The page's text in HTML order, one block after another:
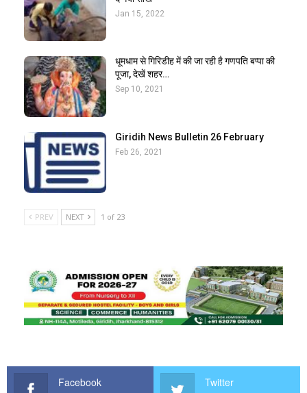
Jan 15, 2022
धूमधाम से गिरिडीह में की जा रही है गणपति बप्पा की
पूजा, देखें शहर…
Sep 10, 2021
Giridih News Bulletin 26 February
Feb 26, 2021
PREV NEXT 1 of 23
Facebook Twitter